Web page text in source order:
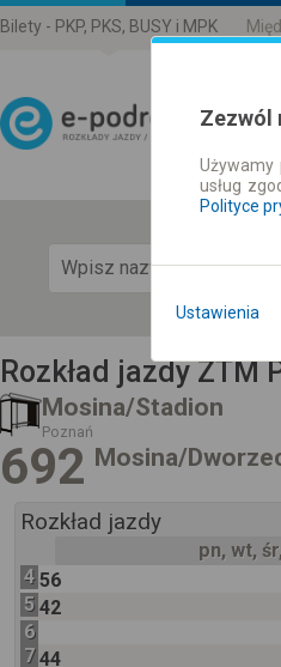
Bilety - PKP, PKS, BUSY i MPK
Rozkład jazdy ZTM
Mosina/Stadion
Poznań
692 Mosina/
Rozkład jazdy
pn, wt,
4 56
5 42
6
7 44
Zezwól
Używamy
usług
Polityce
Ustawienia